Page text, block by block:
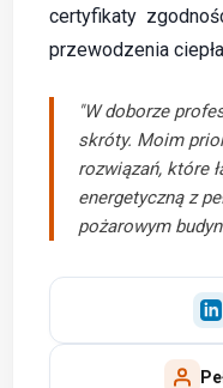
certyfikaty
przewodzenia ciepła
"W doborze
skróty. Moim
rozwiązań, które
energetyczną z
pożarowym